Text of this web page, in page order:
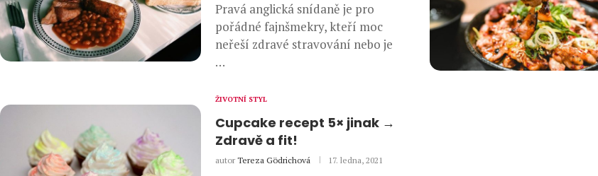
Pravá anglická snídaně je pro
pořádné fajnšmekry, kteří moc
neřeší zdravé stravování nebo je
…
ŽIVOTNÍ STYL
Cupcake recept 5× jinak →
Zdravě a fit!
autor Tereza Gödrichová 17. ledna, 2021